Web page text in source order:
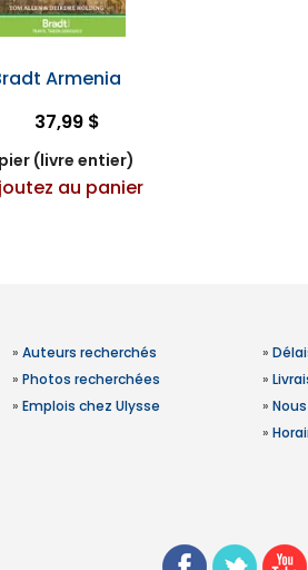
Armenia
37,99 $
(livre entier)
au panier
» Auteurs recherchés
» Photos recherchées
» Emplois chez Ulysse
»
»
»
»